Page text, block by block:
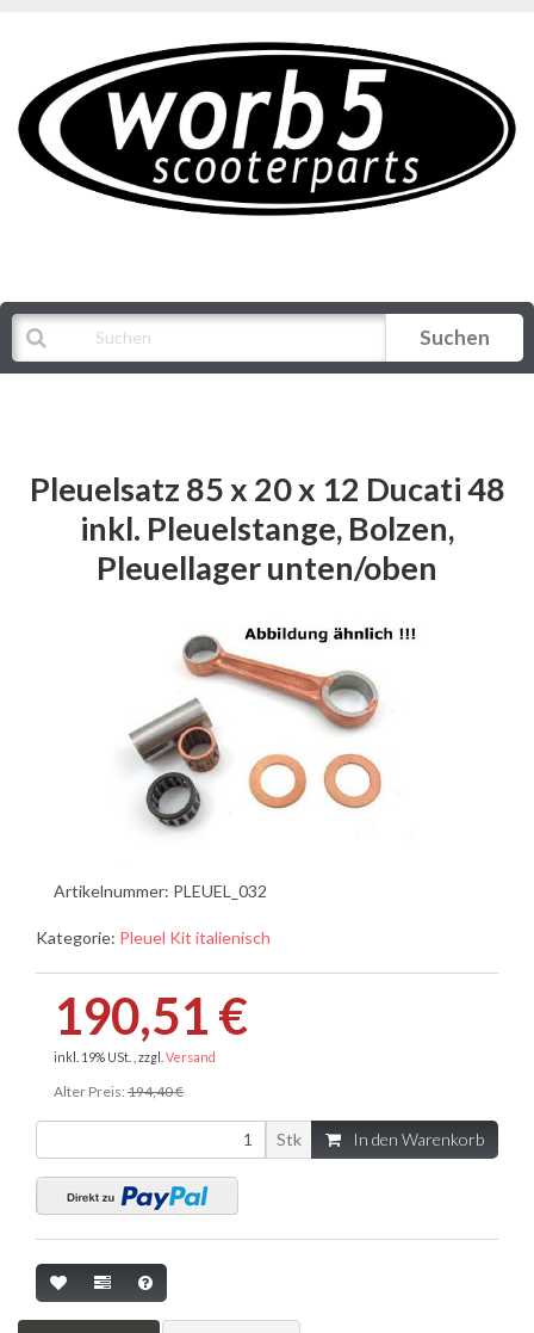
Suchen
Pleuelsatz 85 x 20 x 12 Ducati 48
inkl. Pleuelstange, Bolzen,
Pleuellager unten/oben
Artikelnummer: PLEUEL_032
Kategorie: Pleuel Kit italienisch
190,51 €
inkl. 19% USt. , zzgl. Versand
Alter Preis: 194,40 €
Stk In den Warenkorb